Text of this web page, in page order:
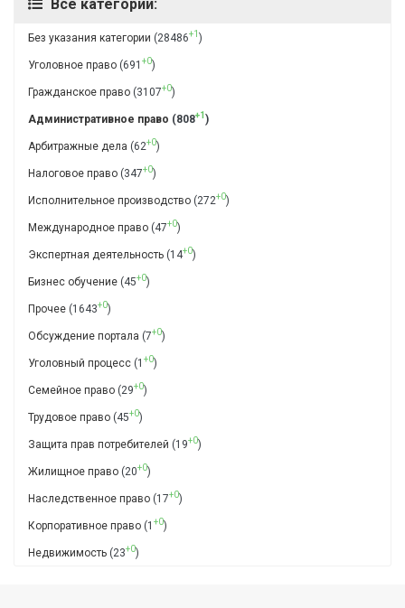
Все категории:
Без указания категории (28486+1 )
Уголовное право (691 +0)
Гражданское право (3107+0)
Административное право (808+1)
Арбитражные дела (62+0)
Налоговое право (347+0)
Исполнительное производство (272+0)
Международное право (47+0)
Экспертная деятельность (14+0)
Бизнес обучение (45+0)
Прочее (1643+0)
Обсуждение портала (7+0)
Уголовный процесс (1 +0)
Семейное право (29+0)
Трудовое право (45+0)
Защита прав потребителей (19+0)
Жилищное право (20+0)
Наследственное право (17+0)
Корпоративное право (1 +0)
Недвижимость (23+0)